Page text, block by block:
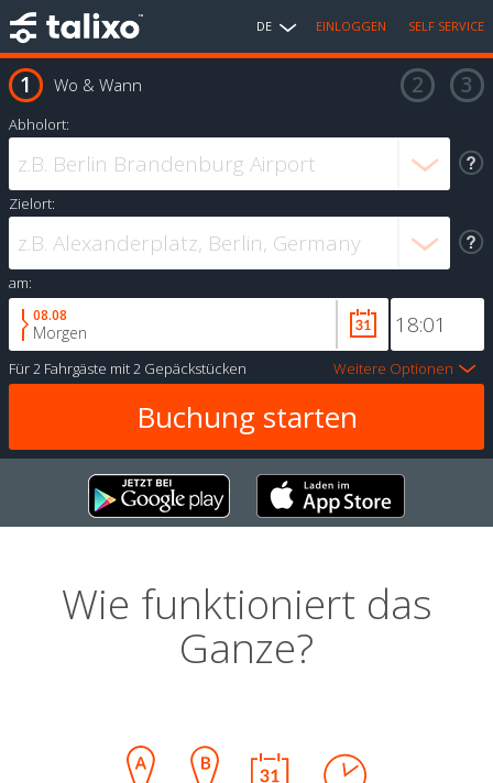
DE EINLOGGEN SELF SERVICE
Wo & Wann
Abholort:
Zielort:
am:
08.08
Morgen
Für2 Fahrgäste mit2 Gepäckstücken Weitere Optionen
Wie funktioniert das
Ganze?